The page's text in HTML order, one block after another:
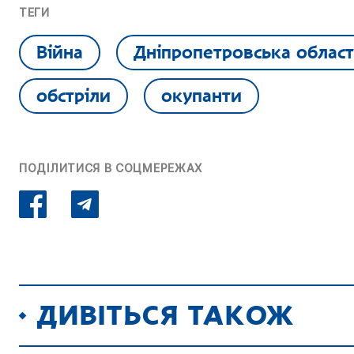
ТЕГИ
Війна Дніпропетровська
обстріли окупанти
ПОДІЛИТИСЯ В СОЦМЕРЕЖАХ
ДИВІТЬСЯ ТАКОЖ